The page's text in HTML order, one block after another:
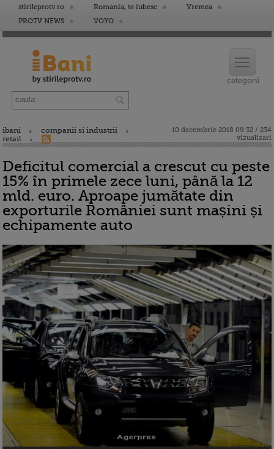
stirileprotv.ro Romania, te iubesc
Vremea
PROTV NEWS
VOYO
ibani
companii si industrii
retail
10 decembrie 2018 09:32 / 234
vizualizari
Deficitul comercial a crescut cu peste
15% în primele zece luni, până la 12
mld. euro. Aproape jumătate din
exporturile României sunt mașini și
echipamente auto